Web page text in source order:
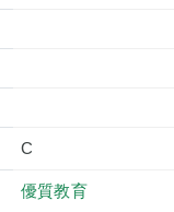
C
優質教育